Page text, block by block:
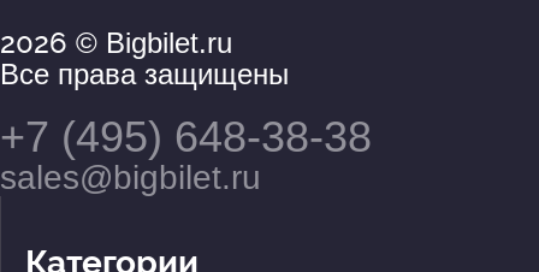
2026 © Bigbilet.ru
Все права защищены
+7 (495) 648-38-38
sales@bigbilet.ru
Категории